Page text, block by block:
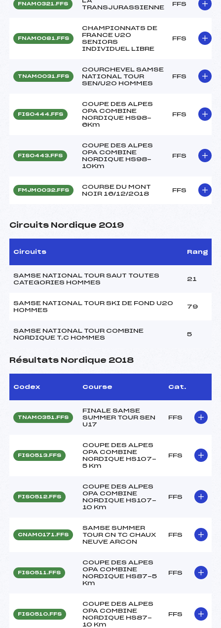
FNAM0321.FFS
TRANSJURASSIENNE
FFS
FNAM0081.FFS
CHAMPIONNATS DE
FRANCE U20
SENIORS
INDIVIDUEL LIBRE
FFS
TNAM0031.FFS
COURCHEVEL SAMSE
NATIONAL TOUR
SEN/U20 HOMMES
FFS
FIS0444.FFS
COUPE DES ALPES
OPA COMBINE
NORDIQUE HS98-
6Km
FFS
FIS0443.FFS
COUPE DES ALPES
OPA COMBINE
NORDIQUE HS98-
10Km
FFS
FMJM0032.FFS
COURSE DU MONT
NOIR 16/12/2018
FFS
Circuits Nordique 2019
Circuits Rang
SAMSE NATIONAL TOUR SAUT TOUTES
CATEGORIES HOMMES
21
SAMSE NATIONAL TOUR SKI DE FOND U20
HOMMES
79
SAMSE NATIONAL TOUR COMBINE
NORDIQUE T.C HOMMES
5
Résultats Nordique 2018
Codex Course Cat.
TNAM0351.FFS
FINALE SAMSE
SUMMER TOUR SEN
U17
FFS
FIS0513.FFS
COUPE DES ALPES
OPA COMBINE
NORDIQUE HS107-
5 Km
FFS
FIS0512.FFS
COUPE DES ALPES
OPA COMBINE
NORDIQUE HS107-
10 Km
FFS
CNAM0171.FFS
SAMSE SUMMER
TOUR CN TC CHAUX
NEUVE ARCON
FFS
FIS0511.FFS
COUPE DES ALPES
OPA COMBINE
NORDIQUE HS87-5
Km
FFS
FIS0510.FFS
COUPE DES ALPES
OPA COMBINE
NORDIQUE HS87-
10 Km
FFS